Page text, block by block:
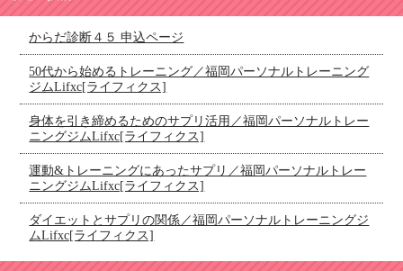
からだ診断４５ 申込ページ
50代から始めるトレーニング／福岡パーソナルトレーニング
ジムLifxc[ライフィクス]
身体を引き締めるためのサプリ活用／福岡パーソナルトレー
ニングジムLifxc[ライフィクス]
運動&トレーニングにあったサプリ／福岡パーソナルトレー
ニングジムLifxc[ライフィクス]
ダイエットとサプリの関係／福岡パーソナルトレーニングジ
ムLifxc[ライフィクス]